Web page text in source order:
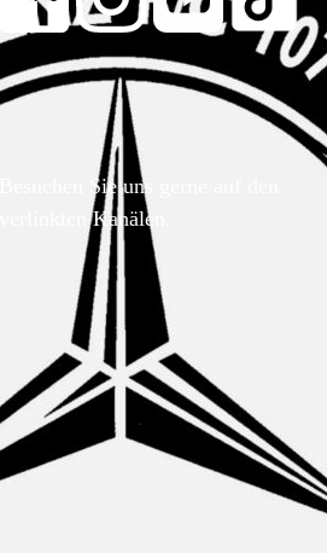
Besuchen Sie uns gerne auf den
verlinkten Kanälen.